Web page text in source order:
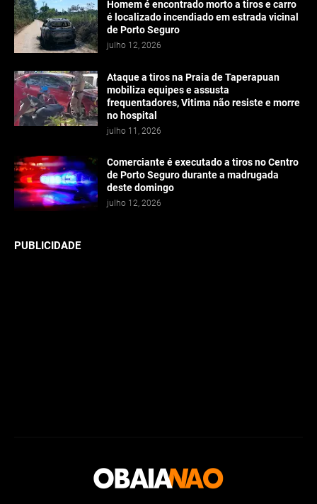
Homem é encontrado morto a tiros e carro
é localizado incendiado em estrada vicinal
de Porto Seguro
julho 12, 2026
Ataque a tiros na Praia de Taperapuan
mobiliza equipes e assusta
frequentadores, Vitima não resiste e morre
no hospital
julho 11, 2026
Comerciante é executado a tiros no Centro
de Porto Seguro durante a madrugada
deste domingo
julho 12, 2026
PUBLICIDADE